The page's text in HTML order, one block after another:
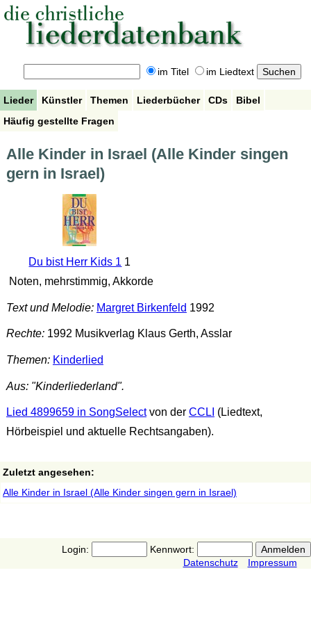
im Titel im Liedtext
Lieder Künstler Themen Liederbücher CDs
Bibel
Häufig gestellte Fragen
Alle Kinder in Israel (Alle Kinder singen
gern in Israel)
Du bist Herr Kids 1 1
Noten, mehrstimmig, Akkorde
Text und Melodie: Margret Birkenfeld 1992
Rechte:1992 Musikverlag Klaus Gerth, Asslar
Themen: Kinderlied
Aus: "Kinderliederland".
Lied 4899659 in SongSelectvon der CCLI (Liedtext,
Hörbeispiel und aktuelle Rechtsangaben).
Zuletzt angesehen:
Alle Kinder in Israel (Alle Kinder singen gern in Israel)
Login:
Kennwort:
Datenschutz
Impressum